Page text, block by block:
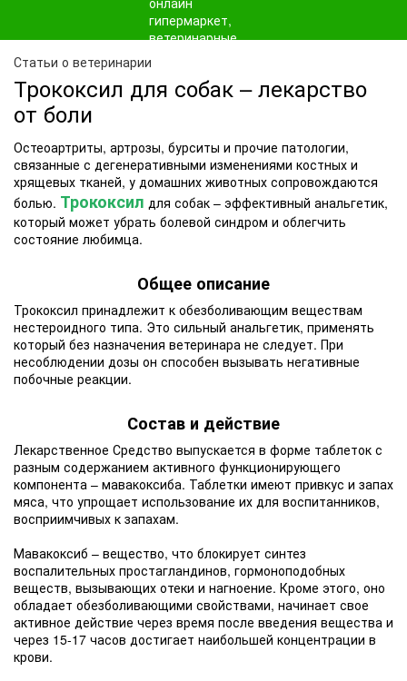
Статьи о ветеринарии
Трококсил для собак – лекарство
от боли
Остеоартриты, артрозы, бурситы и прочие патологии,
связанные с дегенеративными изменениями костных и
хрящевых тканей, у домашних животных сопровождаются
болью. Трококсил для собак – эффективный анальгетик,
который может убрать болевой синдром и облегчить
состояние любимца.
Общее описание
Трококсил принадлежит к обезболивающим веществам
нестероидного типа. Это сильный анальгетик, применять
который без назначения ветеринара не следует. При
несоблюдении дозы он способен вызывать негативные
побочные реакции.
Состав и действие
Лекарственное Средство выпускается в форме таблеток с
разным содержанием активного функционирующего
компонента – мавакоксиба. Таблетки имеют привкус и запах
мяса, что упрощает использование их для воспитанников,
восприимчивых к запахам.
Мавакоксиб – вещество, что блокирует синтез
воспалительных простагландинов, гормоноподобных
веществ, вызывающих отеки и нагноение. Кроме этого, оно
обладает обезболивающими свойствами, начинает свое
активное действие через время после введения вещества и
через 15-17 часов достигает наибольшей концентрации в
крови.